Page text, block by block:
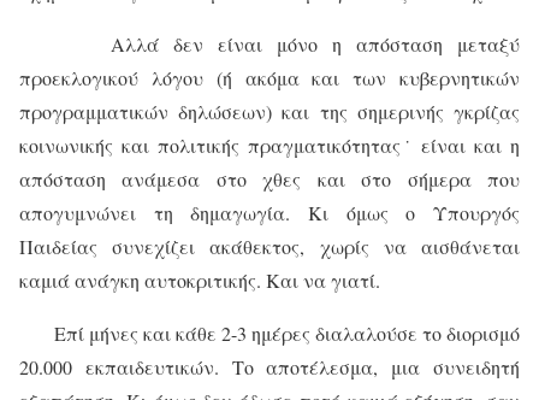
Αλλά δεν είναι μόνο η απόσταση μεταξύ
προεκλογικού λόγου (ή ακόμα και των κυβερνητικών
προγραμματικών δηλώσεων) και της σημερινής γκρίζας
κοινωνικής και πολιτικής πραγματικότητας˙ είναι και η
απόσταση ανάμεσα στο χθες και στο σήμερα που
απογυμνώνει τη δημαγωγία. Κι όμως ο Υπουργός
Παιδείας συνεχίζει ακάθεκτος, χωρίς να αισθάνεται
καμιά ανάγκη αυτοκριτικής. Και να γιατί.
Επί μήνες και κάθε 2-3 ημέρες διαλαλούσε το διορισμό
20.000 εκπαιδευτικών. Το αποτέλεσμα, μια συνειδητή